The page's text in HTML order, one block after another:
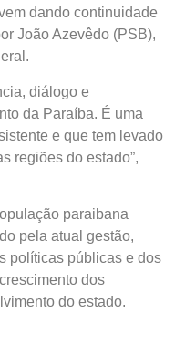
dando continuidade
João Azevêdo (PSB),
diálogo e
da Paraíba. É uma
e que tem levado
regiões do estado”,
paraibana
pela atual gestão,
políticas públicas e dos
dos
do estado.